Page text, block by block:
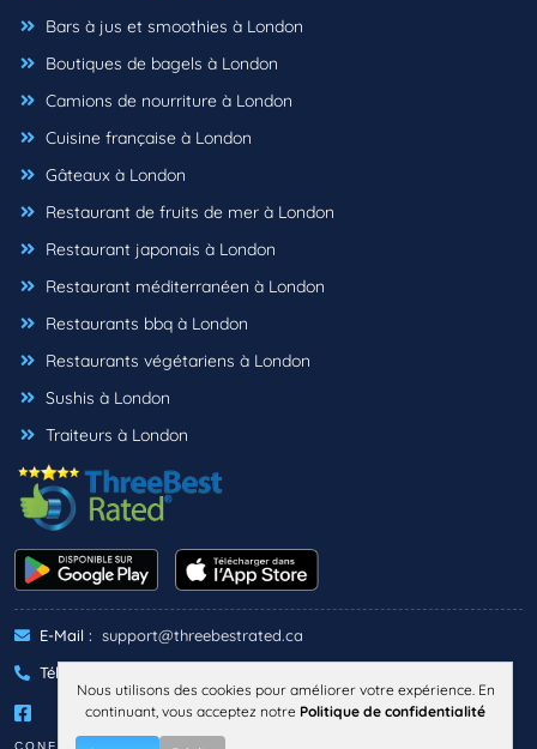
Bars à jus et smoothies à London
Boutiques de bagels à London
Camions de nourriture à London
Cuisine française à London
Gâteaux à London
Restaurant de fruits de mer à London
Restaurant japonais à London
Restaurant méditerranéen à London
Restaurants bbq à London
Restaurants végétariens à London
Sushis à London
Traiteurs à London
E-Mail : support@threebestrated.ca
Téléphone :
CONFIDENTIALITÉ TERMES
Nous utilisons des cookies pour améliorer votre expérience. En
continuant, vous acceptez notre Politique de confidentialité